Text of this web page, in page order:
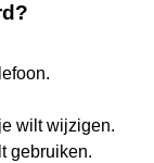
wilt wijzigen.
gebruiken.